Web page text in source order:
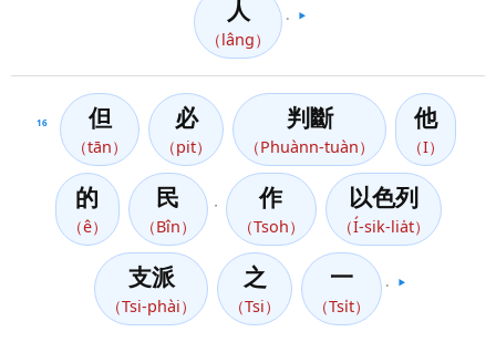
人
（lâng）
▶️
16 但
（tān）
必
（pit）
判斷
（Phuànn-tuàn）
他
（I）
的
（ê）
民
（Bîn）
作
（Tsoh）
以色列
（Í-sik-lia̍t）
支派
（Tsi-phài）
之
（Tsi）
一
（Tsi̍t）
▶️